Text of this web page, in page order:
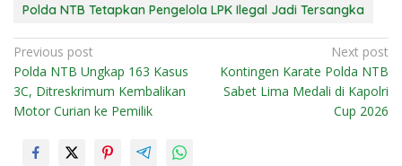
Polda NTB Tetapkan Pengelola LPK Ilegal Jadi Tersangka
N
a
v
Previous post
Polda NTB Ungkap 163 Kasus
3C, Ditreskrimum Kembalikan
Motor Curian ke Pemilik
Next post
Kontingen Karate Polda NTB
Sabet Lima Medali di Kapolri
Cup 2026